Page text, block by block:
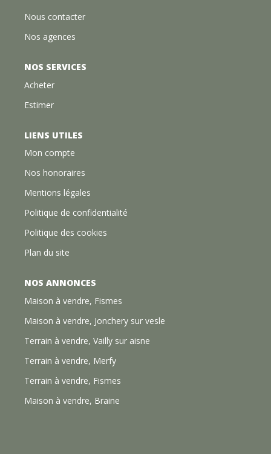
Nous contacter
Nos agences
NOS SERVICES
Acheter
Estimer
LIENS UTILES
Mon compte
Nos honoraires
Mentions légales
Politique de confidentialité
Politique des cookies
Plan du site
NOS ANNONCES
Maison à vendre, Fismes
Maison à vendre, Jonchery sur vesle
Terrain à vendre, Vailly sur aisne
Terrain à vendre, Merfy
Terrain à vendre, Fismes
Maison à vendre, Braine